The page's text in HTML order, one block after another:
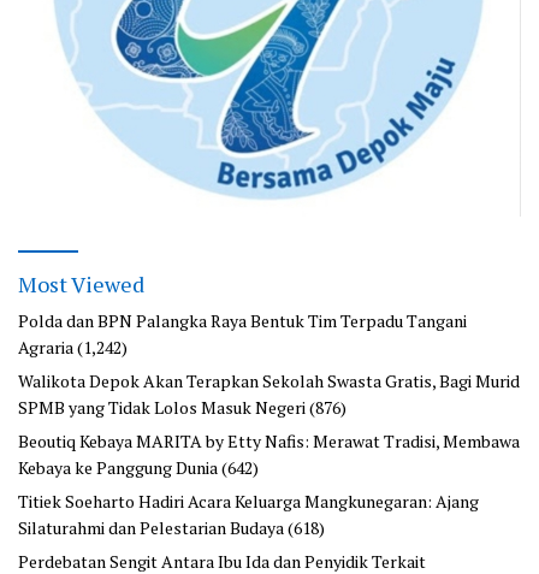
Most Viewed
Polda dan BPN Palangka Raya Bentuk Tim Terpadu Tangani
Agraria (1,242)
Walikota Depok Akan Terapkan Sekolah Swasta Gratis, Bagi Murid
SPMB yang Tidak Lolos Masuk Negeri (876)
Beoutiq Kebaya MARITA by Etty Nafis: Merawat Tradisi, Membawa
Kebaya ke Panggung Dunia (642)
Titiek Soeharto Hadiri Acara Keluarga Mangkunegaran: Ajang
Silaturahmi dan Pelestarian Budaya (618)
Perdebatan Sengit Antara Ibu Ida dan Penyidik Terkait